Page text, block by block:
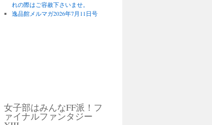
れの際はご容赦下さいませ。
逸品館メルマガ2026年7月11日号
女子部はみんなFF派！フ
ァイナルファンタジー